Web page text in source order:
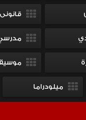
قانونى
ميلودراما